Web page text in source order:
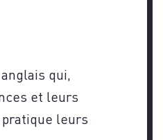
qui,
et leurs
leurs